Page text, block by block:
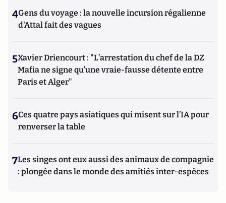
4Gens du voyage : la nouvelle incursion régalienne
d'Attal fait des vagues
5Xavier Driencourt : "L’arrestation du chef de la DZ
Mafia ne signe qu’une vraie-fausse détente entre
Paris et Alger"
6Ces quatre pays asiatiques qui misent sur l’IA pour
renverser la table
7Les singes ont eux aussi des animaux de compagnie
: plongée dans le monde des amitiés inter-espèces